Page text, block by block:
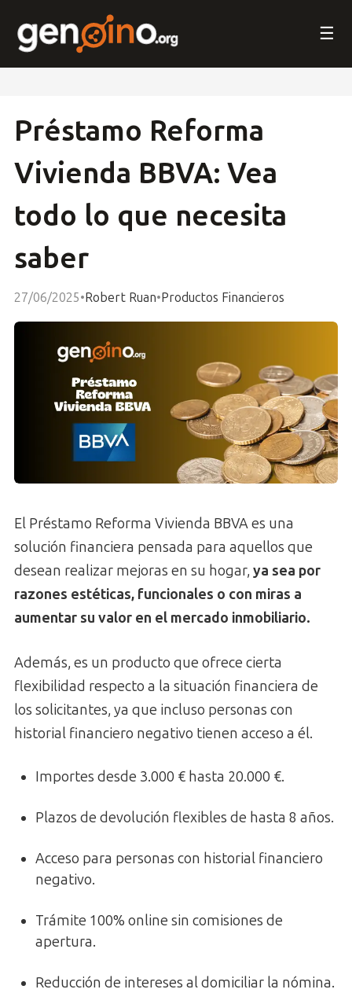
☰
Préstamo Reforma
Vivienda BBVA: Vea
todo lo que necesita
saber
27/06/2025•Robert Ruan•Productos Financieros
El Préstamo Reforma Vivienda BBVA es una
solución financiera pensada para aquellos que
desean realizar mejoras en su hogar, ya sea por
razones estéticas, funcionales o con miras a
aumentar su valor en el mercado inmobiliario.
Además, es un producto que ofrece cierta
flexibilidad respecto a la situación financiera de
los solicitantes, ya que incluso personas con
historial financiero negativo tienen acceso a él.
Importes desde 3.000 € hasta 20.000 €.
Plazos de devolución flexibles de hasta 8 años.
Acceso para personas con historial financiero
negativo.
Trámite 100% online sin comisiones de
apertura.
Reducción de intereses al domiciliar la nómina.